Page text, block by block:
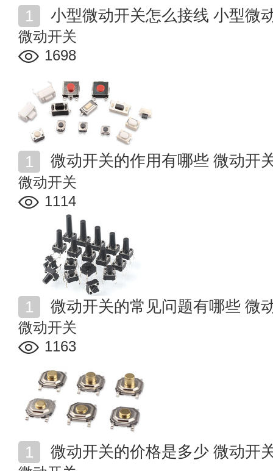
小型微动开关怎么接线 小型微
微动开关
1698
微动开关的作用有哪些 微动开
微动开关
1114
微动开关的常见问题有哪些 微
微动开关
1163
微动开关的价格是多少 微动开